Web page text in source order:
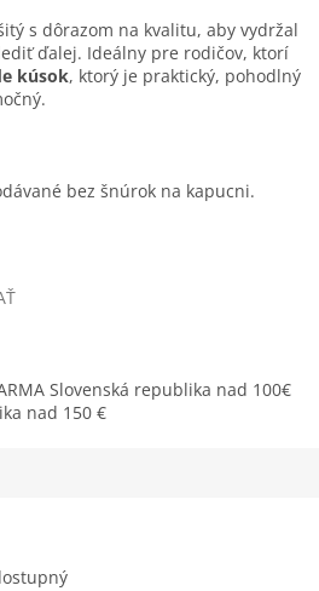
s dôrazom na kvalitu, aby vydržal
ďalej. Ideálny pre rodičov, ktorí
kúsok, ktorý je praktický, pohodlný
bez šnúrok na kapucni.
Slovenská republika nad 100€
nad 150 €